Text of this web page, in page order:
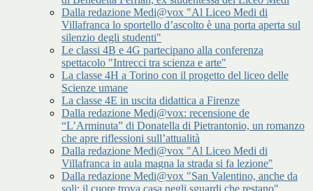
Dalla redazione Medi@vox "Al Liceo Medi di
Villafranca lo sportello d’ascolto è una porta aperta sul
silenzio degli studenti"
Le classi 4B e 4G partecipano alla conferenza
spettacolo "Intrecci tra scienza e arte"
La classe 4H a Torino con il progetto del liceo delle
Scienze umane
La classe 4E in uscita didattica a Firenze
Dalla redazione Medi@vox: recensione de
“L’Arminuta” di Donatella di Pietrantonio, un romanzo
che apre riflessioni sull’attualità
Dalla redazione Medi@vox "Al Liceo Medi di
Villafranca in aula magna la strada si fa lezione"
Dalla redazione Medi@vox "San Valentino, anche da